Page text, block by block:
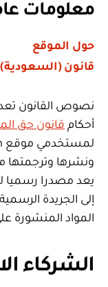
معلومات
حول الموقع
قانون (السعودية)
نصوص القانون
أحكام قانون حق
يعد مصدرا رسميا
إلى الجريدة
المواد المنشورة
الشركاء